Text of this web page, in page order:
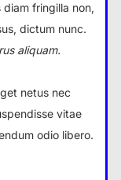
fringilla non,
dictum nunc.
aliquam.
netus nec
vitae
odio libero.